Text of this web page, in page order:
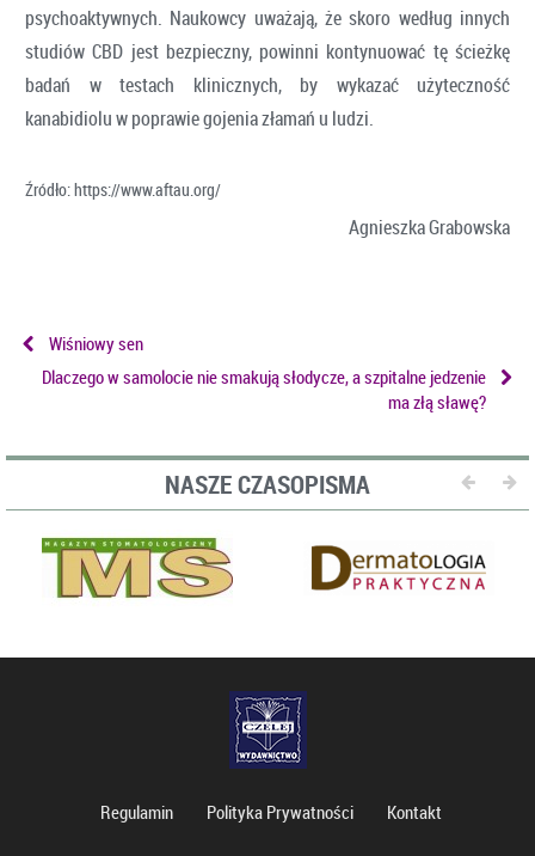
psychoaktywnych. Naukowcy uważają, że skoro według innych
studiów CBD jest bezpieczny, powinni kontynuować tę ścieżkę
badań w testach klinicznych, by wykazać użyteczność
kanabidiolu w poprawie gojenia złamań u ludzi.
Źródło: https://www.aftau.org/
Agnieszka Grabowska
Wiśniowy sen
Dlaczego w samolocie nie smakują słodycze, a szpitalne jedzenie
ma złą sławę?
NASZE CZASOPISMA
Regulamin Polityka Prywatności Kontakt